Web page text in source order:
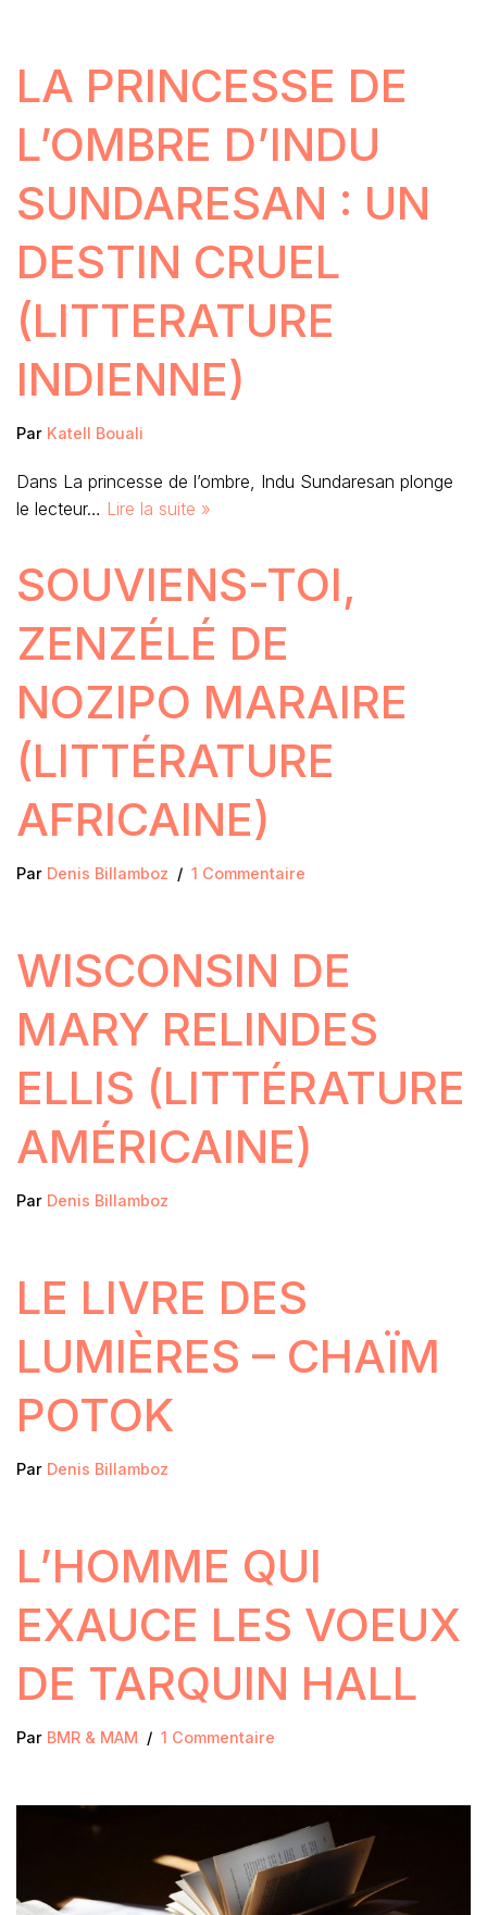
LA PRINCESSE DE
L’OMBRE D’INDU
SUNDARESAN : UN
DESTIN CRUEL
(LITTERATURE
INDIENNE)
Par Katell Bouali
Dans La princesse de l’ombre, Indu Sundaresan plonge
le lecteur… Lire la suite »
SOUVIENS-TOI,
ZENZÉLÉ DE
NOZIPO MARAIRE
(LITTÉRATURE
AFRICAINE)
Par Denis Billamboz 1 Commentaire
WISCONSIN DE
MARY RELINDES
ELLIS (LITTÉRATURE
AMÉRICAINE)
Par Denis Billamboz
LE LIVRE DES
LUMIÈRES – CHAÏM
POTOK
Par Denis Billamboz
L’HOMME QUI
EXAUCE LES VOEUX
DE TARQUIN HALL
Par BMR & MAM 1 Commentaire